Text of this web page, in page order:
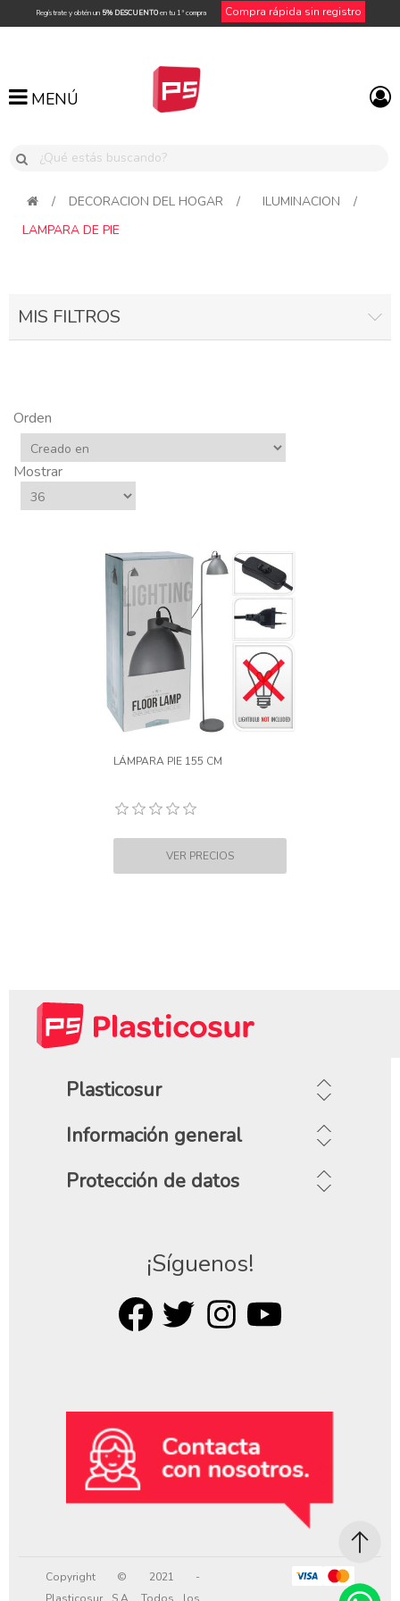
Regístrate y obtén un 5% DESCUENTOen tu 1ª compra Compra rápida sin registro
MENÚ
MENÚ
/ DECORACION DEL HOGAR / ILUMINACION
/
LAMPARA DE PIE
MIS FILTROS
Orden
Mostrar
LÁMPARA PIE 155 CM
Plasticosur
Información general
Protección de datos
¡Síguenos!
Copyright © 2021 -